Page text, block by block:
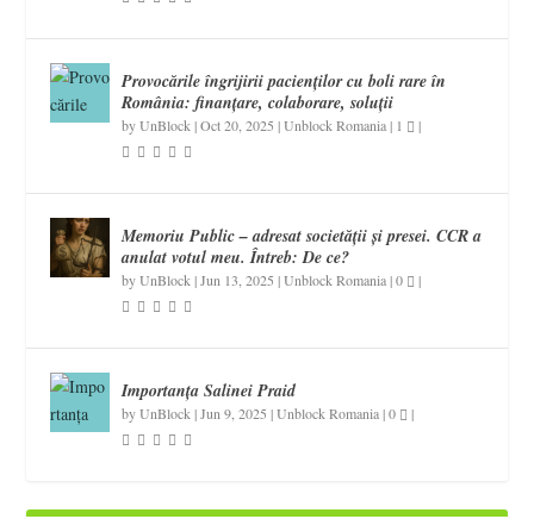
Provocările îngrijirii pacienților cu boli rare în
România: finanțare, colaborare, soluții
byUnBlock |Oct 20, 2025 |Unblock Romania| 1 |
Memoriu Public – adresat societății și presei. CCR a
anulat votul meu. Întreb: De ce?
byUnBlock |Jun 13, 2025 |Unblock Romania|0 |
Importanța Salinei Praid
byUnBlock |Jun 9, 2025 |Unblock Romania|0 |